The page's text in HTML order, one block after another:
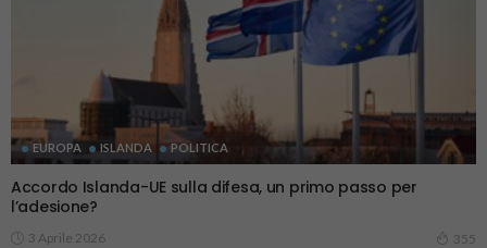
EUROPA ISLANDA POLITICA
Accordo Islanda-UE sulla difesa, un primo passo per
l’adesione?
3 Aprile 2026 355